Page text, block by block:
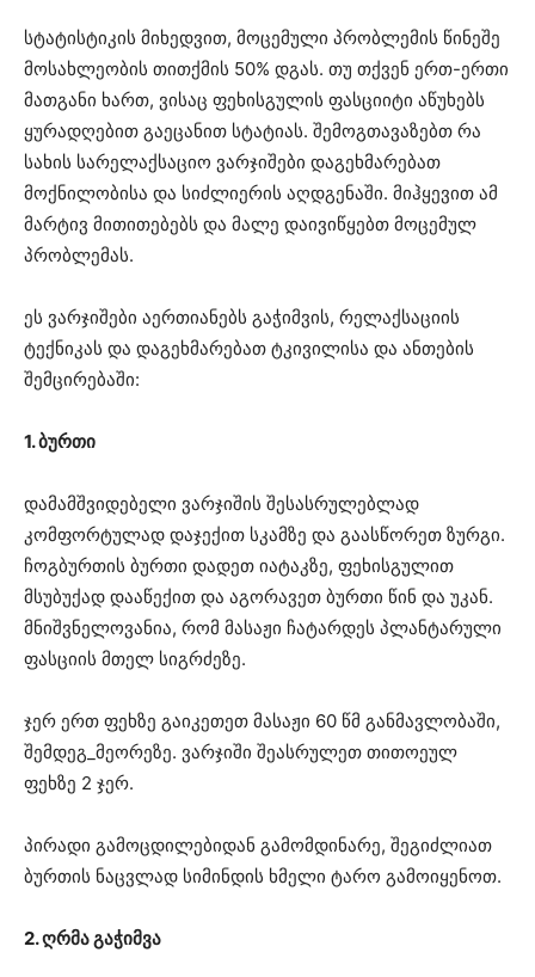
სტატისტიკის მიხედვით, მოცემული პრობლემის წინეშე
მოსახლეობის თითქმის 50% დგას. თუ თქვენ ერთ-ერთი
მათგანი ხართ, ვისაც ფეხისგულის ფასციიტი აწუხებს
ყურადღებით გაეცანით სტატიას. შემოგთავაზებთ რა
სახის სარელაქსაციო ვარჯიშები დაგეხმარებათ
მოქნილობისა და სიძლიერის აღდგენაში. მიჰყევით ამ
მარტივ მითითებებს და მალე დაივიწყებთ მოცემულ
პრობლემას.
ეს ვარჯიშები აერთიანებს გაჭიმვის, რელაქსაციის
ტექნიკას და დაგეხმარებათ ტკივილისა და ანთების
შემცირებაში:
1. ბურთი
დამამშვიდებელი ვარჯიშის შესასრულებლად
კომფორტულად დაჯექით სკამზე და გაასწორეთ ზურგი.
ჩოგბურთის ბურთი დადეთ იატაკზე, ფეხისგულით
მსუბუქად დააწექით და აგორავეთ ბურთი წინ და უკან.
მნიშვნელოვანია, რომ მასაჟი ჩატარდეს პლანტარული
ფასციის მთელ სიგრძეზე.
ჯერ ერთ ფეხზე გაიკეთეთ მასაჟი 60 წმ განმავლობაში,
შემდეგ_მეორეზე. ვარჯიში შეასრულეთ თითოეულ
ფეხზე 2 ჯერ.
პირადი გამოცდილებიდან გამომდინარე, შეგიძლიათ
ბურთის ნაცვლად სიმინდის ხმელი ტარო გამოიყენოთ.
2. ღრმა გაჭიმვა